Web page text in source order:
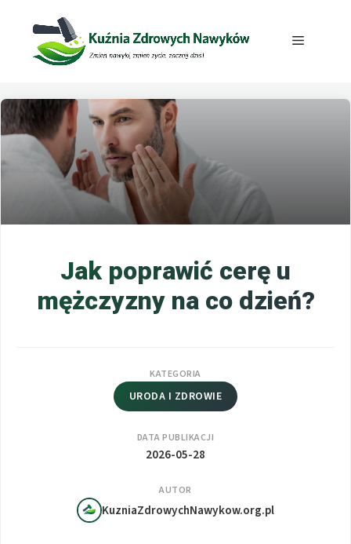
Menu
Jak poprawić cerę u
mężczyzny na co dzień?
KATEGORIA
URODA I ZDROWIE
DATA PUBLIKACJI
2026-05-28
AUTOR
KuzniaZdrowychNawykow.org.pl